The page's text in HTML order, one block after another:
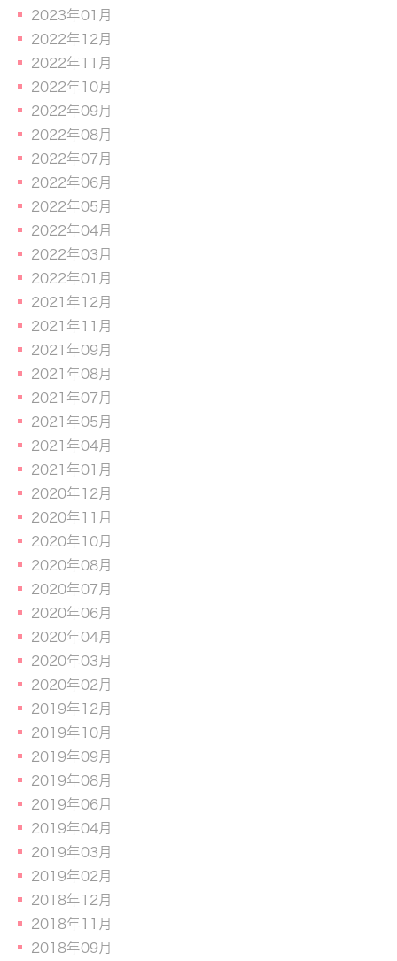
2023年01月
2022年12月
2022年11月
2022年10月
2022年09月
2022年08月
2022年07月
2022年06月
2022年05月
2022年04月
2022年03月
2022年01月
2021年12月
2021年11月
2021年09月
2021年08月
2021年07月
2021年05月
2021年04月
2021年01月
2020年12月
2020年11月
2020年10月
2020年08月
2020年07月
2020年06月
2020年04月
2020年03月
2020年02月
2019年12月
2019年10月
2019年09月
2019年08月
2019年06月
2019年04月
2019年03月
2019年02月
2018年12月
2018年11月
2018年09月